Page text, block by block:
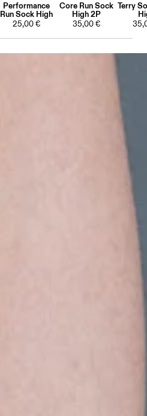
Performance
Run Sock High
25,00 €
Core Run Sock
High 2P
35,00 €
Terry